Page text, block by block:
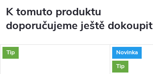
K tomuto produktu
doporučujeme ještě dokoupit
Tip
Novinka
Tip